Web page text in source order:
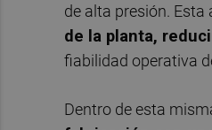
de alta presión.
de la planta,
fiabilidad operativa
Dentro de esta